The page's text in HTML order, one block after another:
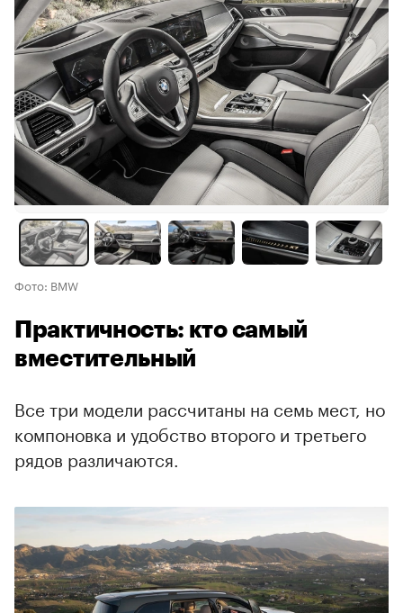
Фото: BMW
Практичность: кто самый
вместительный
Все три модели рассчитаны на семь мест, но
компоновка и удобство второго и третьего
рядов различаются.